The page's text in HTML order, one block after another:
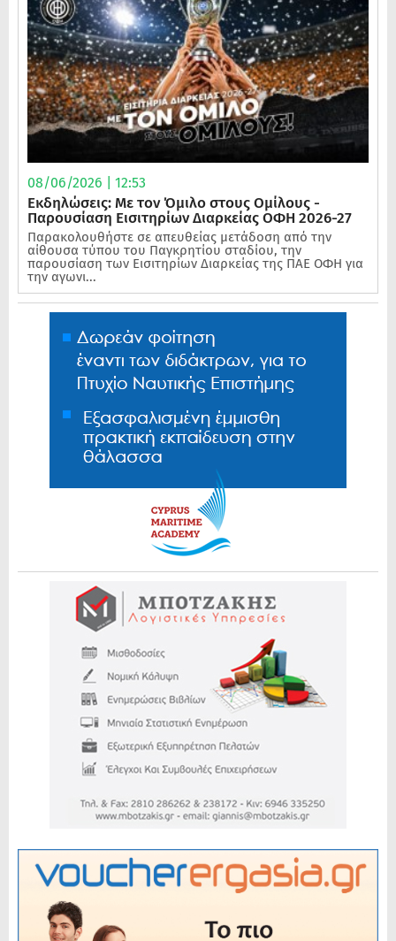
08/06/2026 | 12:53
Εκδηλώσεις: Με τον Όμιλο στους Ομίλους -
Παρουσίαση Εισιτηρίων Διαρκείας ΟΦΗ 2026-27
Παρακολουθήστε σε απευθείας μετάδοση από την
αίθουσα τύπου του Παγκρητίου σταδίου, την
παρουσίαση των Εισιτηρίων Διαρκείας της ΠΑΕ ΟΦΗ για
την αγωνι...